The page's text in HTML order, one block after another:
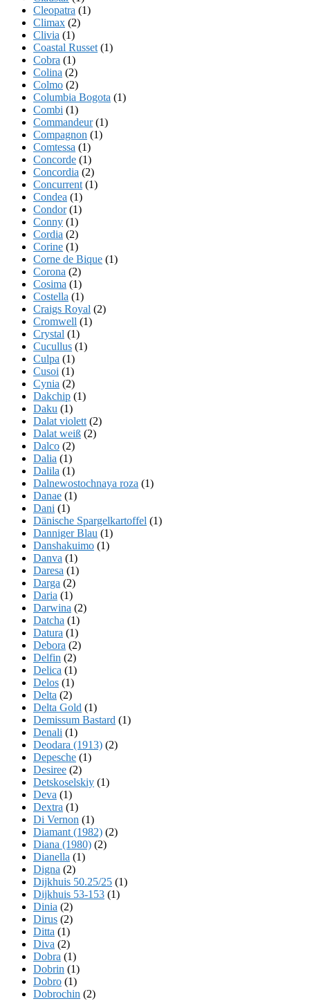
Cleopatra (1)
Climax (2)
Clivia (1)
Coastal Russet (1)
Cobra (1)
Colina (2)
Colmo (2)
Columbia Bogota (1)
Combi (1)
Commandeur(1)
Compagnon (1)
Comtessa (1)
Concorde (1)
Concordia (2)
Concurrent (1)
Condea (1)
Condor(1)
Conny (1)
Cordia (2)
Corine (1)
Corne de Bique (1)
Corona (2)
Cosima (1)
Costella (1)
Craigs Royal (2)
Cromwell (1)
Crystal (1)
Cucullus (1)
Culpa (1)
Cusoi (1)
Cynia (2)
Dakchip (1)
Daku (1)
Dalat violett (2)
Dalat weiß (2)
Dalco (2)
Dalia (1)
Dalila (1)
Dalnewostochnaya roza (1)
Danae (1)
Dani (1)
Dänische Spargelkartoffel (1)
Danniger Blau (1)
Danshakuimo (1)
Danva (1)
Daresa (1)
Darga (2)
Daria (1)
Darwina (2)
Datcha (1)
Datura (1)
Debora (2)
Delfin (2)
Delica (1)
Delos (1)
Delta (2)
Delta Gold (1)
Demissum Bastard (1)
Denali (1)
Deodara (1913) (2)
Depesche (1)
Desiree (2)
Detskoselskiy (1)
Deva (1)
Dextra (1)
Di Vernon (1)
Diamant (1982) (2)
Diana (1980) (2)
Dianella (1)
Digna (2)
Dijkhuis 50.25/25 (1)
Dijkhuis 53-153 (1)
Dinia (2)
Dirus (2)
Ditta (1)
Diva (2)
Dobra (1)
Dobrin (1)
Dobro (1)
Dobrochin (2)